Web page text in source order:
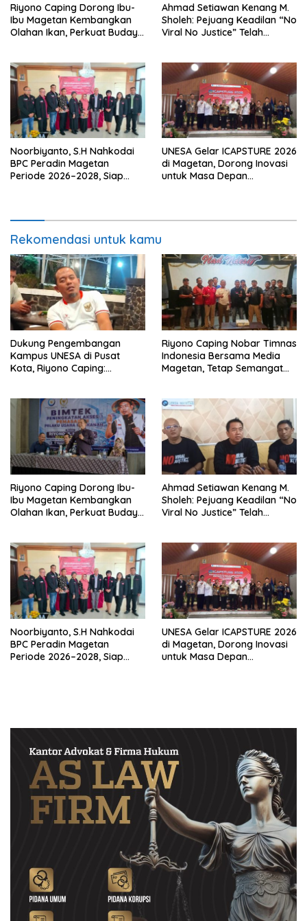
Riyono Caping Dorong Ibu-
Ibu Magetan Kembangkan
Olahan Ikan, Perkuat Budaya
Ahmad Setiawan Kenang M.
Sholeh: Pejuang Keadilan “No
Viral No Justice” Telah
Noorbiyanto, S.H Nahkodai
BPC Peradin Magetan
Periode 2026–2028, Siap
UNESA Gelar ICAPSTURE 2026
di Magetan, Dorong Inovasi
untuk Masa Depan
Rekomendasi untuk kamu
Dukung Pengembangan
Kampus UNESA di Pusat
Kota, Riyono Caping:
Riyono Caping Nobar Timnas
Indonesia Bersama Media
Magetan, Tetap Semangat
Riyono Caping Dorong Ibu-
Ibu Magetan Kembangkan
Olahan Ikan, Perkuat Budaya
Ahmad Setiawan Kenang M.
Sholeh: Pejuang Keadilan “No
Viral No Justice” Telah
Noorbiyanto, S.H Nahkodai
BPC Peradin Magetan
Periode 2026–2028, Siap
UNESA Gelar ICAPSTURE 2026
di Magetan, Dorong Inovasi
untuk Masa Depan